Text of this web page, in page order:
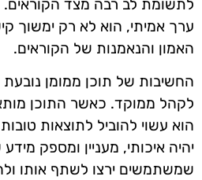
לתשומת לב רבה מצד
ערך אמיתי, הוא לא רק ימשוך
האמון והנאמנות של הקוראים.
החשיבות של תוכן ממומן
לקהל ממוקד. כאשר התוכן
הוא עשוי להוביל לתוצאות
יהיה איכותי, מעניין ומספק
שמשתמשים ירצו לשתף אותו